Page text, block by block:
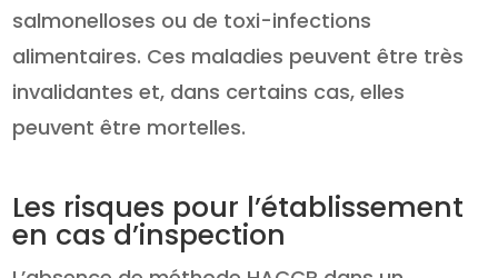
salmonelloses ou de toxi-infections
alimentaires. Ces maladies peuvent être très
invalidantes et, dans certains cas, elles
peuvent être mortelles.
Les risques pour l’établissement
en cas d’inspection